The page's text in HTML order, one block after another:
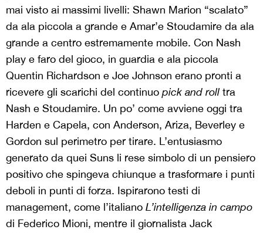
mai visto ai massimi livelli: Shawn Marion “scalato”
da ala piccola a grande e Amar’e Stoudamire da ala
grande a centro estremamente mobile. Con Nash
play e faro del gioco, in guardia e ala piccola
Quentin Richardson e Joe Johnson erano pronti a
ricevere gli scarichi del continuo pick and roll tra
Nash e Stoudamire. Un po’ come avviene oggi tra
Harden e Capela, con Anderson, Ariza, Beverley e
Gordon sul perimetro per tirare. L’entusiasmo
generato da quei Suns li rese simbolo di un pensiero
positivo che spingeva chiunque a trasformare i punti
deboli in punti di forza. Ispirarono testi di
management, come l’italiano L’intelligenza in campo
di Federico Mioni, mentre il giornalista Jack